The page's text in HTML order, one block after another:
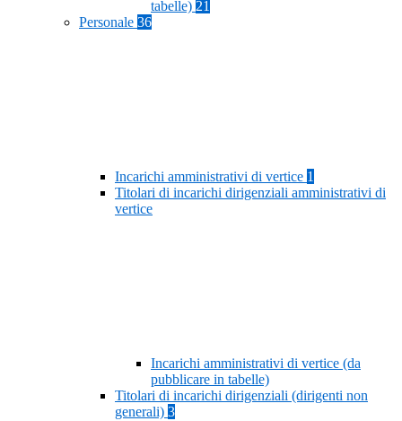
tabelle) 21
Personale 36
Incarichi amministrativi di vertice 1
Titolari di incarichi dirigenziali amministrativi di
vertice
Incarichi amministrativi di vertice (da
pubblicare in tabelle)
Titolari di incarichi dirigenziali (dirigenti non
generali) 3